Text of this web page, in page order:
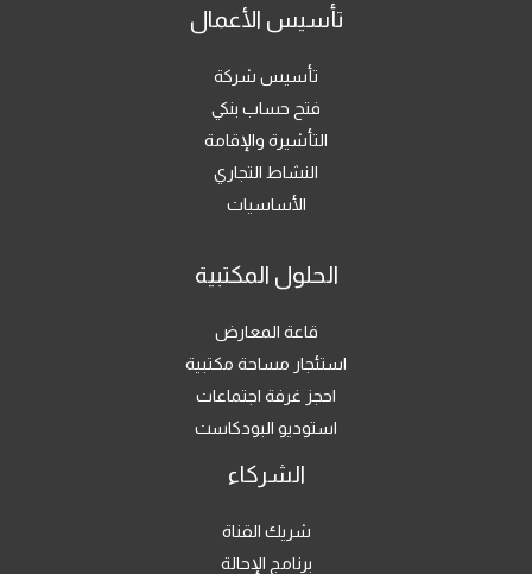
تأسيس الأعمال
تأسيس شركة
فتح حساب بنكي
التأشيرة والإقامة
النشاط التجاري
الأساسيات
الحلول المكتبية
قاعة المعارض
استئجار مساحة مكتبية
احجز غرفة اجتماعات
استوديو البودكاست
الشركاء
شريك القناة
برنامج الإحالة